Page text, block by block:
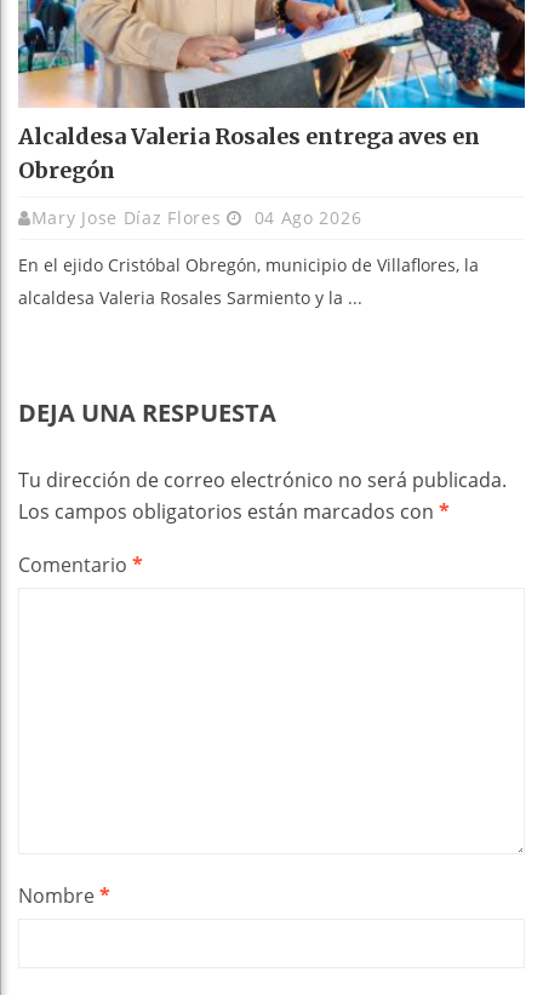
Alcaldesa Valeria Rosales entrega aves en
Obregón
Mary Jose Díaz Flores 04 Ago 2026
En el ejido Cristóbal Obregón, municipio de Villaflores, la
alcaldesa Valeria Rosales Sarmiento y la ...
DEJA UNA RESPUESTA
Tu dirección de correo electrónico no será publicada.
Los campos obligatorios están marcados con *
Comentario *
Nombre*